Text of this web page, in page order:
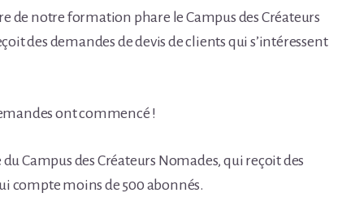
de notre formation phare le Campus des Créateurs
des demandes de devis de clients qui s’intéressent
ont commencé !
Campus des Créateurs Nomades, qui reçoit des
compte moins de 500 abonnés.